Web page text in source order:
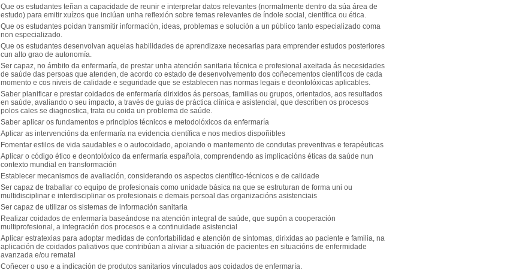
Que os estudantes teñan a capacidade de reunir e interpretar datos relevantes (normalmente dentro da súa área de
estudo) para emitir xuízos que inclúan unha reflexión sobre temas relevantes de índole social, científica ou ética.
Que os estudantes poidan transmitir información, ideas, problemas e solución a un público tanto especializado coma
non especializado.
Que os estudantes desenvolvan aquelas habilidades de aprendizaxe necesarias para emprender estudos posteriores
cun alto grao de autonomía.
Ser capaz, no ámbito da enfermaría, de prestar unha atención sanitaria técnica e profesional axeitada ás necesidades
de saúde das persoas que atenden, de acordo co estado de desenvolvemento dos coñecementos científicos de cada
momento e cos niveis de calidade e seguridade que se establecen nas normas legais e deontolóxicas aplicables.
Saber planificar e prestar coidados de enfermaría dirixidos ás persoas, familias ou grupos, orientados, aos resultados
en saúde, avaliando o seu impacto, a través de guías de práctica clínica e asistencial, que describen os procesos
polos cales se diagnostica, trata ou coida un problema de saúde.
Saber aplicar os fundamentos e principios técnicos e metodolóxicos da enfermaría
Aplicar as intervencións da enfermaría na evidencia científica e nos medios dispoñibles
Fomentar estilos de vida saudables e o autocoidado, apoiando o mantemento de condutas preventivas e terapéuticas
Aplicar o código ético e deontolóxico da enfermaría española, comprendendo as implicacións éticas da saúde nun
contexto mundial en transformación
Establecer mecanismos de avaliación, considerando os aspectos científico-técnicos e de calidade
Ser capaz de traballar co equipo de profesionais como unidade básica na que se estruturan de forma uni ou
multidisciplinar e interdisciplinar os profesionais e demais persoal das organizacións asistenciais
Ser capaz de utilizar os sistemas de información sanitaria
Realizar coidados de enfermaría baseándose na atención integral de saúde, que supón a cooperación
multiprofesional, a integración dos procesos e a continuidade asistencial
Aplicar estratexias para adoptar medidas de confortabilidad e atención de síntomas, dirixidas ao paciente e familia, na
aplicación de coidados paliativos que contribúan a aliviar a situación de pacientes en situacións de enfermidade
avanzada e/ou rematal
Coñecer o uso e a indicación de produtos sanitarios vinculados aos coidados de enfermaría.